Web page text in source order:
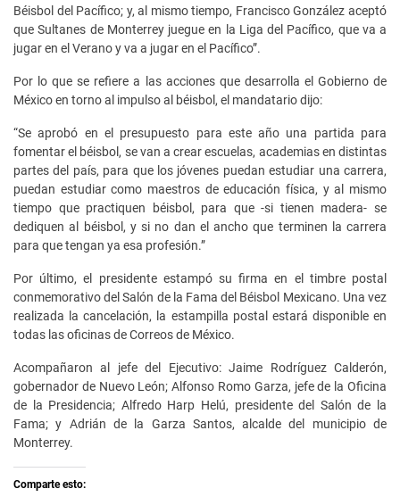
Béisbol del Pacífico; y, al mismo tiempo, Francisco González aceptó
que Sultanes de Monterrey juegue en la Liga del Pacífico, que va a
jugar en el Verano y va a jugar en el Pacífico”.
Por lo que se refiere a las acciones que desarrolla el Gobierno de
México en torno al impulso al béisbol, el mandatario dijo:
“Se aprobó en el presupuesto para este año una partida para
fomentar el béisbol, se van a crear escuelas, academias en distintas
partes del país, para que los jóvenes puedan estudiar una carrera,
puedan estudiar como maestros de educación física, y al mismo
tiempo que practiquen béisbol, para que -si tienen madera- se
dediquen al béisbol, y si no dan el ancho que terminen la carrera
para que tengan ya esa profesión.”
Por último, el presidente estampó su firma en el timbre postal
conmemorativo del Salón de la Fama del Béisbol Mexicano. Una vez
realizada la cancelación, la estampilla postal estará disponible en
todas las oficinas de Correos de México.
Acompañaron al jefe del Ejecutivo: Jaime Rodríguez Calderón,
gobernador de Nuevo León; Alfonso Romo Garza, jefe de la Oficina
de la Presidencia; Alfredo Harp Helú, presidente del Salón de la
Fama; y Adrián de la Garza Santos, alcalde del municipio de
Monterrey.
Comparte esto: